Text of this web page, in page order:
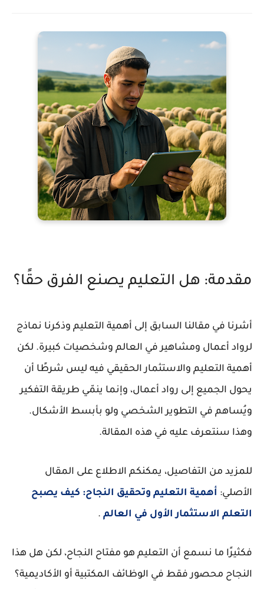
مقدمة: هل التعليم يصنع الفرق حقًا؟
أشرنا في مقالنا السابق إلى أهمية التعليم وذكرنا نماذج
لرواد أعمال ومشاهير في العالم وشخصيات كبيرة. لكن
أهمية التعليم والاستثمار الحقيقي فيه ليس شرطًا أن
يحول الجميع إلى رواد أعمال، وإنما ينمّي طريقة التفكير
ويُساهم في التطوير الشخصي ولو بأبسط الأشكال.
وهذا سنتعرف عليه في هذه المقالة.
للمزيد من التفاصيل، يمكنكم الاطلاع على المقال
الأصلي: أهمية التعليم وتحقيق النجاح: كيف يصبح
التعلم الاستثمار الأول في العالم .
فكثيرًا ما نسمع أن التعليم هو مفتاح النجاح، لكن هل هذا
النجاح محصور فقط في الوظائف المكتبية أو الأكاديمية؟